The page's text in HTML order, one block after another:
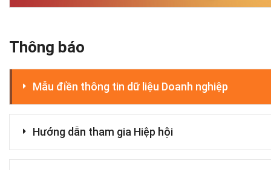
Thông báo
Mẫu điền thông tin dữ liệu Doanh nghiệp
Hướng dẫn tham gia Hiệp hội